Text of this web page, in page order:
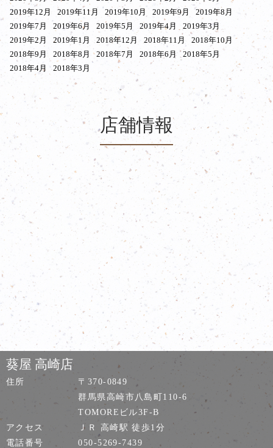
2019年12月
2019年11月 2019年10月 2019年9月
2019年8月
2019年7月
2019年6月 2019年5月 2019年4月
2019年3月
2019年2月
2019年1月 2018年12月 2018年11月
2018年10月
2018年9月
2018年8月 2018年7月 2018年6月
2018年5月
2018年4月
2018年3月
店舗情報
葵屋 高崎店
住所
〒370-0849
群馬県高崎市八島町110-6
TOMOREビル3F-B
アクセス
ＪＲ 高崎駅 徒歩1分
電話番号
050-5269-7439